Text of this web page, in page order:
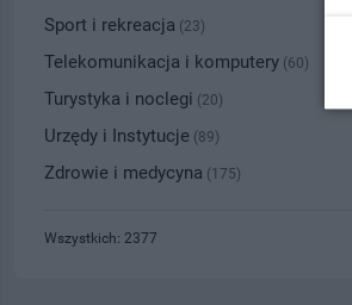
Sport i rekreacja (23)
Telekomunikacja i komputery (60)
Turystyka i noclegi (20)
Urzędy i Instytucje (89)
Zdrowie i medycyna (175)
Wszystkich: 2377